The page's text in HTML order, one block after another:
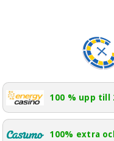
100 % upp till
100% extra